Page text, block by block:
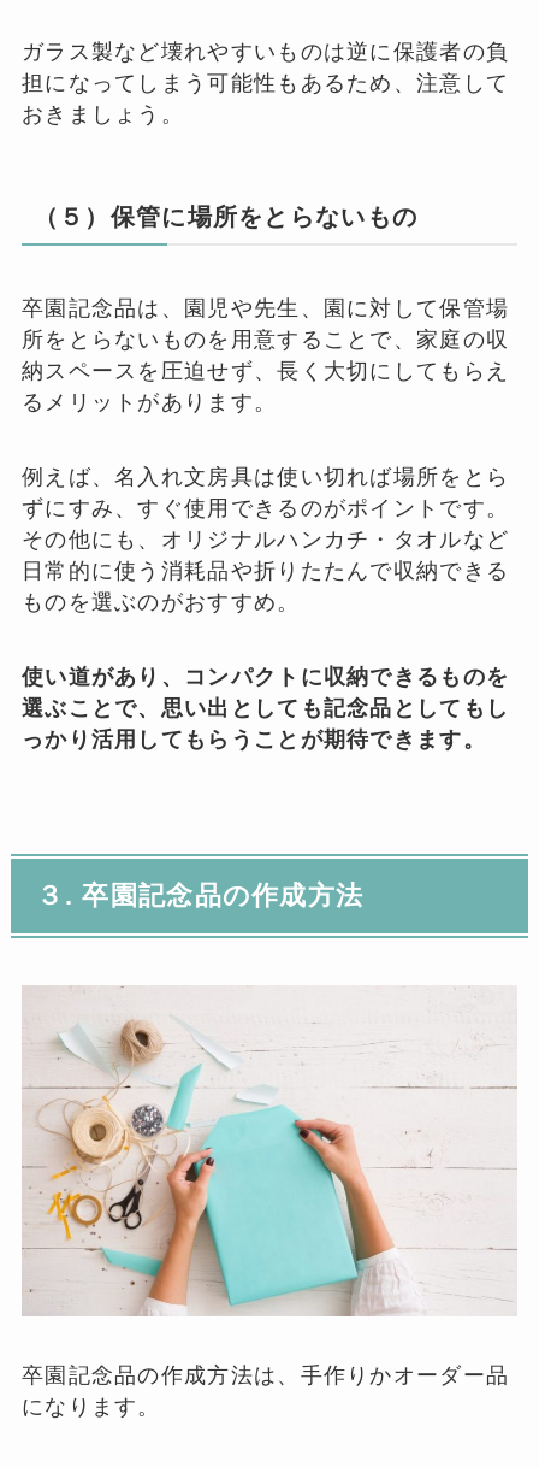
ガラス製など壊れやすいものは逆に保護者の負
担になってしまう可能性もあるため、注意して
おきましょう。
（５）保管に場所をとらないもの
卒園記念品は、園児や先生、園に対して保管場
所をとらないものを用意することで、家庭の収
納スペースを圧迫せず、長く大切にしてもらえ
るメリットがあります。
例えば、名入れ文房具は使い切れば場所をとら
ずにすみ、すぐ使用できるのがポイントです。
その他にも、オリジナルハンカチ・タオルなど
日常的に使う消耗品や折りたたんで収納できる
ものを選ぶのがおすすめ。
使い道があり、コンパクトに収納できるものを
選ぶことで、思い出としても記念品としてもし
っかり活用してもらうことが期待できます。
３. 卒園記念品の作成方法
卒園記念品の作成方法は、手作りかオーダー品
になります。